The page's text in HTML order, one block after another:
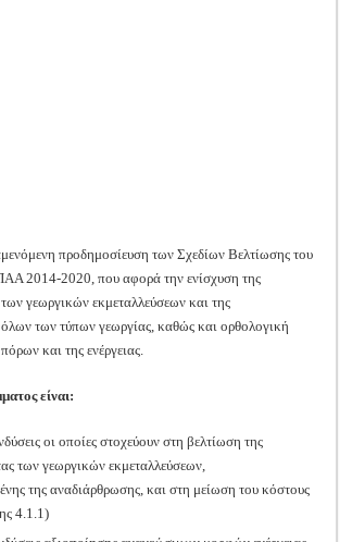
προδημοσίευση των Σχεδίων Βελτίωσης του
2014-2020, που αφορά την ενίσχυση της
γεωργικών εκμεταλλεύσεων και της
όλων των τύπων γεωργίας, καθώς και ορθολογική
και της ενέργειας.
είναι:
οι οποίες στοχεύουν στη βελτίωση της
των γεωργικών εκμεταλλεύσεων,
της αναδιάρθρωσης, και στη μείωση του κόστους
4.1.1)